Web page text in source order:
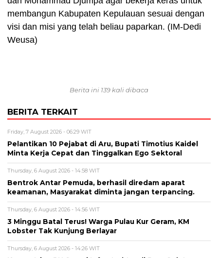
membangun Kabupaten Kepulauan sesuai dengan
visi dan misi yang telah beliau paparkan. (IM-Dedi
Weusa)
Berita ini 139 kali dibaca
BERITA TERKAIT
Friday, 7 August 2026 - 06:29 WIT
Pelantikan 10 Pejabat di Aru, Bupati Timotius Kaidel
Minta Kerja Cepat dan Tinggalkan Ego Sektoral
Thursday, 6 August 2026 - 14:58 WIT
Bentrok Antar Pemuda, berhasil diredam aparat
keamanan, Masyarakat diminta jangan terpancing.
Thursday, 6 August 2026 - 14:56 WIT
3 Minggu Batal Terus! Warga Pulau Kur Geram, KM
Lobster Tak Kunjung Berlayar
Thursday, 6 August 2026 - 14:26 WIT